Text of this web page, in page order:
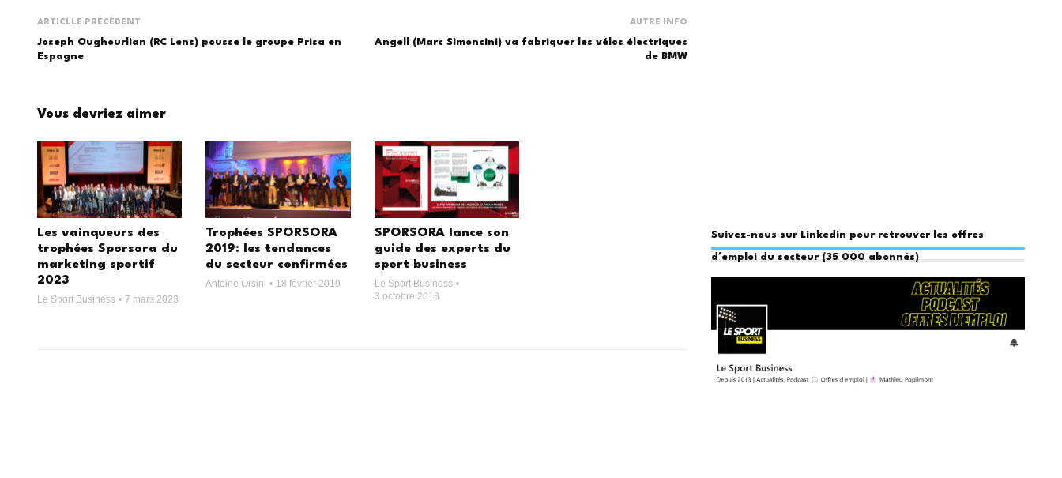
ARTICLLE PRÉCÉDENT
Joseph Oughourlian (RC Lens) pousse le groupe Prisa en
Espagne
AUTRE INFO
Angell (Marc Simoncini) va fabriquer les vélos électriques
de BMW
Vous devriez aimer
Les vainqueurs des
trophées Sporsora du
marketing sportif
2023
Le Sport Business 7 mars 2023
Trophées SPORSORA
2019: les tendances
du secteur confirmées
Antoine Orsini 18 février 2019
SPORSORA lance son
guide des experts du
sport business
Le Sport Business
3 octobre 2018
Suivez-nous sur Linkedin pour retrouver les offres
d’emploi du secteur (35 000 abonnés)